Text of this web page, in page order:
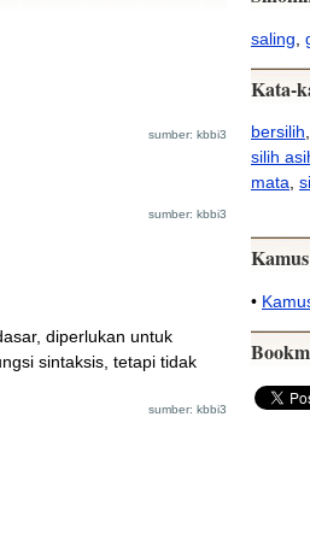
sumber: kbbi3
sumber: kbbi3
diperlukan untuk
sintaksis, tetapi tidak
sumber: kbbi3
saling
Kata-
bersilih
silih
mata
•